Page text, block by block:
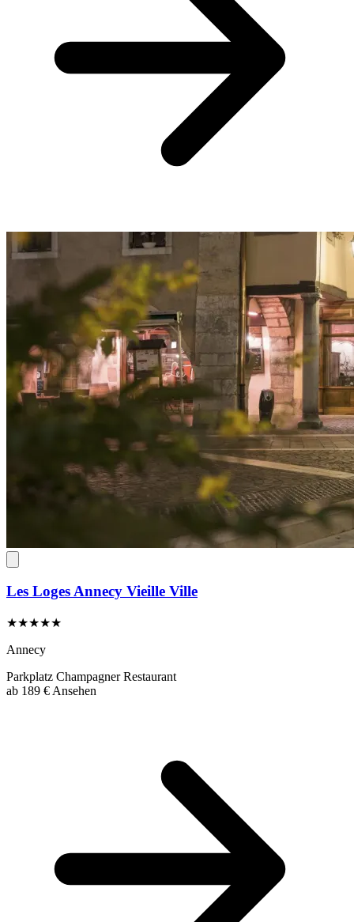
Les Loges Annecy Vieille Ville
★★★★★
Annecy
Parkplatz ChampagnerRestaurant
ab 189 € Ansehen